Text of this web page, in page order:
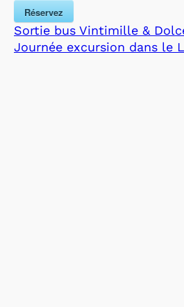
Réservez
Sortie bus Vintimille &
Journée excursion dans le